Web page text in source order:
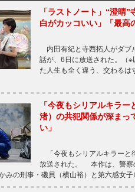
「ラストノート」“澄晴
白がカッコいい」「最高
内田有紀と寺西拓人がダブ
話が、6日に放送された。（
た人生も全く違う、交わるは
「今夜もシリアルキラ
渚）の共犯関係が深まっ
い」
「今夜もシリアルキラーと
放送された。 本作は、警察
みの刑事・磯貝（横山裕）と第六感女